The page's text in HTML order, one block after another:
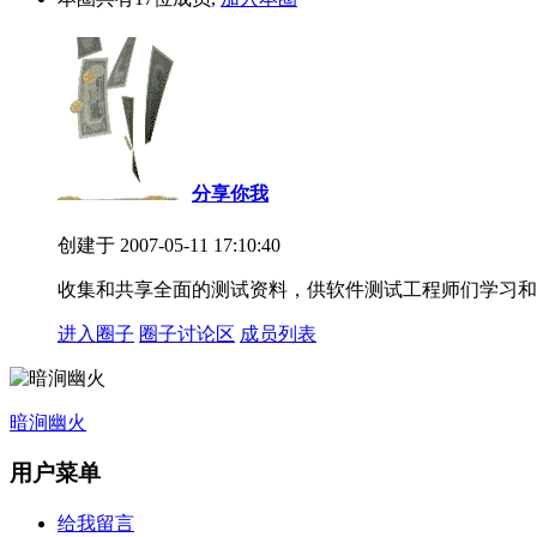
分享你我
创建于 2007-05-11 17:10:40
收集和共享全面的测试资料，供软件测试工程师们学习
进入圈子 圈子讨论区 成员列表
暗涧幽火
用户菜单
给我留言